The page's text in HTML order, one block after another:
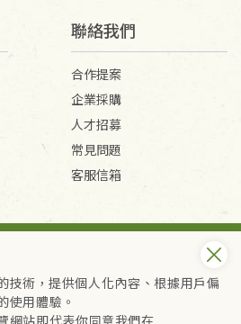
聯絡我們
合作提案
企業採購
人才招募
常見問題
客服信箱
股份有限公司(統編：16301262) /
限公司(統編：25149752)
Reserved.
技術，提供個人化內容、根據用戶偏
使用體驗。
網站即代表你同意我們在